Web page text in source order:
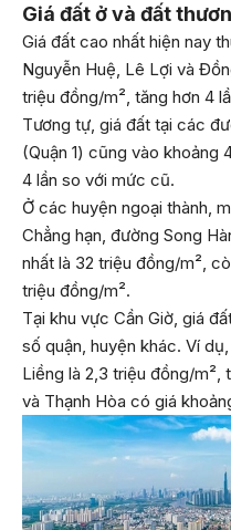
Giá đất ở và đất
Giá đất cao nhất hiện nay
Nguyễn Huệ, Lê Lợi và
triệu đồng/m², tăng hơn 4
Tương tự, giá đất tại các
(Quận 1) cũng vào khoảng
4 lần so với mức cũ.
Ở các huyện ngoại thành,
Chẳng hạn, đường Song
nhất là 32 triệu đồng/m²,
triệu đồng/m².
Tại khu vực Cần Giờ, giá
số quận, huyện khác. Ví
Liềng là 2,3 triệu đồng/m²,
và Thạnh Hòa có giá